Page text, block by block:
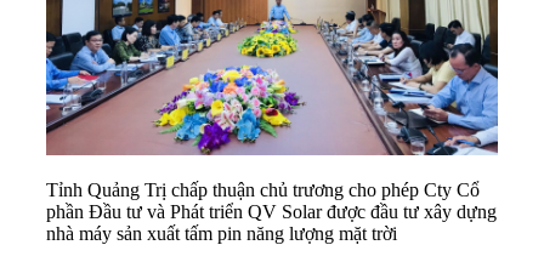
Tỉnh Quảng Trị chấp thuận chủ trương cho phép Cty Cổ
phần Đầu tư và Phát triển QV Solar được đầu tư xây dựng
nhà máy sản xuất tấm pin năng lượng mặt trời